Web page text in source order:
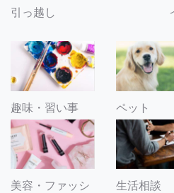
引っ越し
趣味・習い事 ペット
美容・ファッシ
生活相談